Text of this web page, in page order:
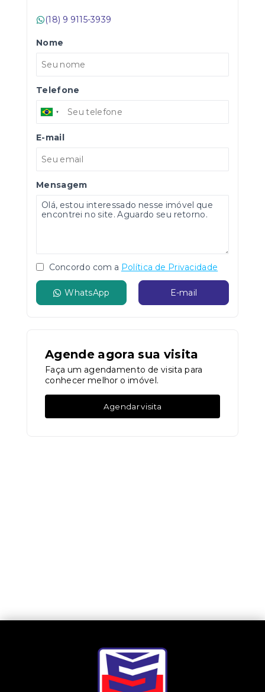
(18) 9 9115-3939
Nome
Telefone
E-mail
Mensagem
Concordo com a Política de Privacidade
WhatsApp E-mail
Agende agora sua visita
Faça um agendamento de visita para
conhecer melhor o imóvel.
Agendar visita